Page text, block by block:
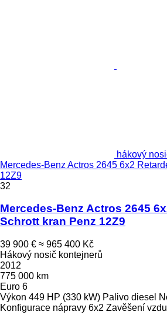
hákový
Mercedes-Benz Actros 2645 6x2
12Z9
32
Mercedes-Benz Actros 2645
Schrott kran Penz 12Z9
39 900 € ≈ 965 400 Kč
Hákový nosič kontejnerů
2012
775 000 km
Euro 6
Výkon 449 HP (330 kW) Palivo diesel
Konfigurace nápravy 6x2 Zavěšení